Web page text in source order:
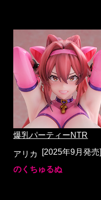
爆乳パーティーNTR
アリカ
[2025年9月発売]
のくちゅるぬ